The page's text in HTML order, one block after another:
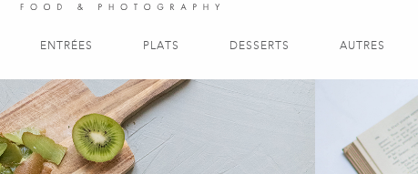
ENTRÉES PLATS DESSERTS AUTRES